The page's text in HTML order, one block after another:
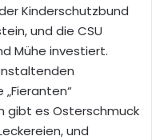
Kinderschutzbund
und die CSU
Mühe investiert.
gibt es Osterschmuck
und